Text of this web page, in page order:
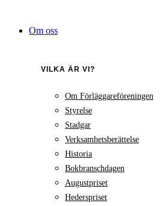
innehållOm oss
VILKA ÄR VI?
Om Förläggareföreningen
Styrelse
Stadgar
Verksamhetsberättelse
Historia
Bokbranschdagen
Augustpriset
Hederspriset